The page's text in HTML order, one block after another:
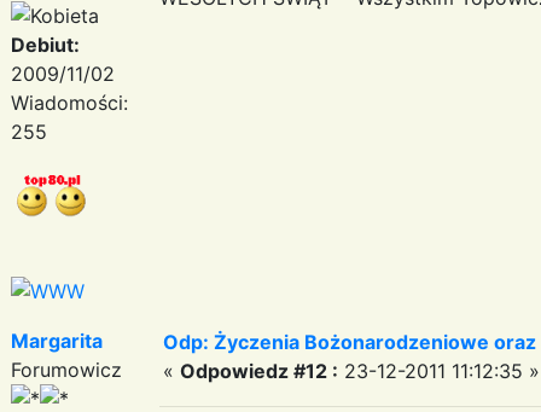
Debiut:
2009/11/02
Wiadomości:
255
Margarita
Forumowicz
Odp: Życzenia Bożonarodzeniowe
« Odpowiedz #12 : 23-12-2011 11:12:35 »